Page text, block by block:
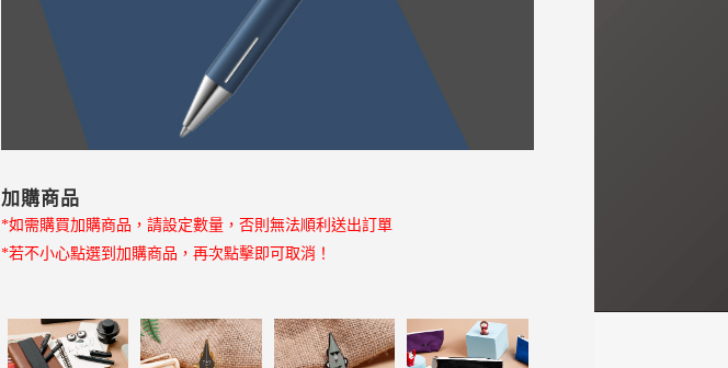
加購商品
*如需購買加購商品，請設定數量，否則無法順利送出訂單
*若不小心點選到加購商品，再次點擊即可取消！